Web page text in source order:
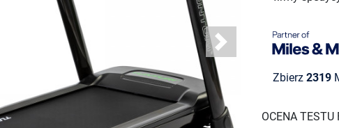
Next
Zbierz 2319
OCENA TESTU